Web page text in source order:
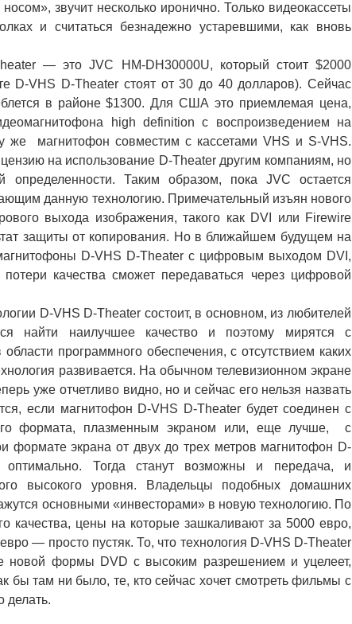
звучит несколько иронично. Только видеокассеты
и считаться безнадежно устаревшими, как вновь
— это JVC HM-DH30000U, который стоит $2000
D-VHS D-Theater стоят от 30 до 40 долларов). Сейчас
в районе $1300. Для США это приемлемая цена,
high definition с воспроизведением на
же магнитофон совместим с кассетами VHS и S-VHS.
на использование D-Theater другим компаниям, но
Таким образом, пока JVC остается
данную технологию. Примечательный изъян нового
выхода изображения, такого как DVI или Firewire
защиты от копирования. Но в ближайшем будущем на
D-VHS D-Theater с цифровым выходом DVI,
качества сможет передаваться через цифровой
D-VHS D-Theater состоит, в основном, из любителей
найти наилучшее качество и поэтому мирятся с
программного обеспечения, с отсутствием каких
развивается. На обычном телевизионном экране
уже отчетливо видно, но и сейчас его нельзя назвать
если магнитофон D-VHS D-Theater будет соединен с
формата, плазменным экраном или, еще лучше, с
формате экрана от двух до трех метров магнитофон D-
оптимально. Тогда станут возможны и передача, и
высокого уровня. Владельцы подобных домашних
основными «инвесторами» в новую технологию. По
качества, цены на которые зашкаливают за 5000 евро,
— просто пустяк. То, что технология D-VHS D-Theater
новой формы DVD с высоким разрешением и уцелеет,
бы там ни было, те, кто сейчас хочет смотреть фильмы с
делать.